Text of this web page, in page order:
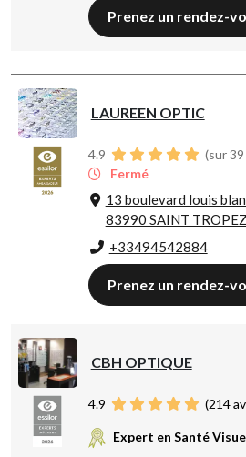
Prenez un rendez-
LAUREEN OPTIC
4.9
(sur
Fermé
13 boulevard louis
83990 SAINT TROPEZ
+33494542884
Prenez un rendez-
CBH OPTIQUE
4.9 (214
Expert en Santé